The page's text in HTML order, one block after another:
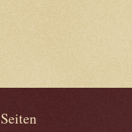
Seiten